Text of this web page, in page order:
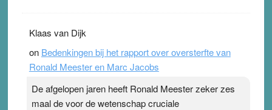
Klaas van Dijk
on Bedenkingen bij het rapport over oversterfte van
Ronald Meester en Marc Jacobs
De afgelopen jaren heeft Ronald Meester zeker zes
maal de voor de wetenschap cruciale